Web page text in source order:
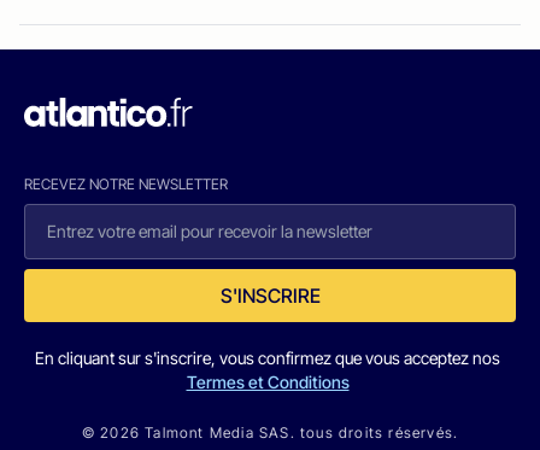
RECEVEZ NOTRE NEWSLETTER
S'INSCRIRE
En cliquant sur s'inscrire, vous confirmez que vous acceptez nos
Termes et Conditions
© 2026 Talmont Media SAS. tous droits réservés.